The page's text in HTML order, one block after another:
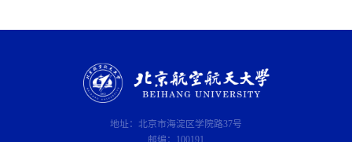
地址：北京市海淀区学院路37号